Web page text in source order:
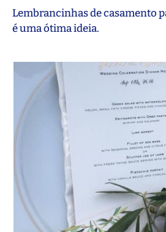
Lembrancinhas de casamento
é uma ótima ideia.